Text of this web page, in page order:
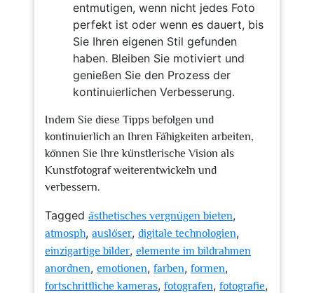
entmutigen, wenn nicht jedes Foto
perfekt ist oder wenn es dauert, bis
Sie Ihren eigenen Stil gefunden
haben. Bleiben Sie motiviert und
genießen Sie den Prozess der
kontinuierlichen Verbesserung.
Indem Sie diese Tipps befolgen und
kontinuierlich an Ihren Fähigkeiten arbeiten,
können Sie Ihre künstlerische Vision als
Kunstfotograf weiterentwickeln und
verbessern.
Tagged ästhetisches vergnügen bieten,
atmosph, auslöser, digitale technologien,
einzigartige bilder, elemente im bildrahmen
anordnen, emotionen, farben, formen,
fortschrittliche kameras, fotografen, fotografie,